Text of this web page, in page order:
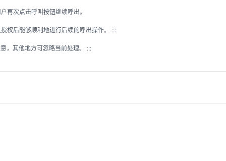
再次点击呼叫按钮继续呼出。
权后能够顺利地进行后续的呼出操作。 :::
，其他地方可忽略当前处理。 :::